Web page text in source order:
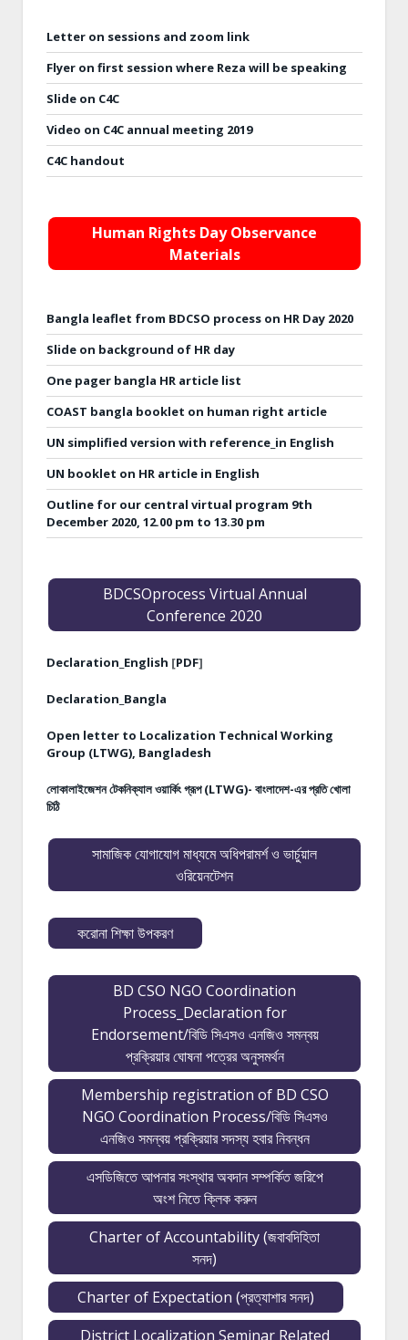
Letter on sessions and zoom link
Flyer on first session where Reza will be speaking
Slide on C4C
Video on C4C annual meeting 2019
C4C handout
Human Rights Day Observance
Materials
Bangla leaflet from BDCSO process on HR Day 2020
Slide on background of HR day
One pager bangla HR article list
COAST bangla booklet on human right article
UN simplified version with reference_in English
UN booklet on HR article in English
Outline for our central virtual program 9th
December 2020, 12.00 pm to 13.30 pm
BDCSOprocess Virtual Annual
Conference 2020
Declaration_English [PDF]
Declaration_Bangla
Open letter to Localization Technical Working
Group (LTWG), Bangladesh
লোকালাইজেশন টেকনিক্যাল ওয়ার্কিং গ্রূপ (LTWG)- বাংলাদেশ-এর প্রতি খোলা
চিঠি
সামাজিক যোগাযোগ মাধ্যমে অধিপরামর্শ ও ভার্চুয়াল
ওরিয়েনটেশন
করোনা শিক্ষা উপকরণ
BD CSO NGO Coordination
Process_Declaration for
Endorsement/বিডি সিএসও এনজিও সমন্বয়
প্রক্রিয়ার ঘোষনা পত্রের অনুসমর্থন
Membership registration of BD CSO
NGO Coordination Process/বিডি সিএসও
এনজিও সমন্বয় প্রক্রিয়ার সদস্য হবার নিবন্ধন
এসডিজিতে আপনার সংস্থার অবদান সম্পর্কিত জরিপে
অংশ নিতে ক্লিক করুন
Charter of Accountability (জবাবদিহিতা
সনদ)
Charter of Expectation (প্রত্যাশার সনদ)
District Localization Seminar Related